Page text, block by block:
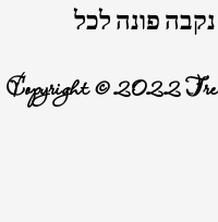
פונה לכל
Copyright © 2022